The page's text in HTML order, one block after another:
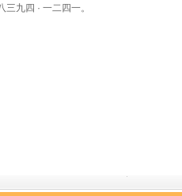
三九四 · 一二四一。